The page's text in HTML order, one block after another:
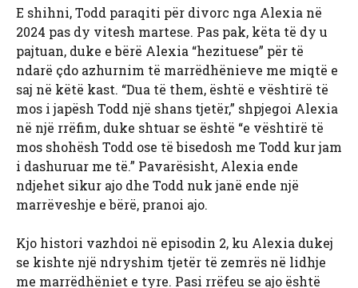
E shihni, Todd paraqiti për divorc nga Alexia në
2024 pas dy vitesh martese. Pas pak, këta të dy u
pajtuan, duke e bërë Alexia “hezituese” për të
ndarë çdo azhurnim të marrëdhënieve me miqtë e
saj në këtë kast. “Dua të them, është e vështirë të
mos i japësh Todd një shans tjetër,” shpjegoi Alexia
në një rrëfim, duke shtuar se është “e vështirë të
mos shohësh Todd ose të bisedosh me Todd kur jam
i dashuruar me të.” Pavarësisht, Alexia ende
ndjehet sikur ajo dhe Todd nuk janë ende një
marrëveshje e bërë, pranoi ajo.
Kjo histori vazhdoi në episodin 2, ku Alexia dukej
se kishte një ndryshim tjetër të zemrës në lidhje
me marrëdhëniet e tyre. Pasi rrëfeu se ajo është